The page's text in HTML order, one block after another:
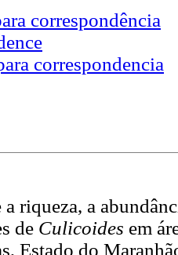
correspondência
correspondencia
a riqueza, a
de Culicoides em
Estado do